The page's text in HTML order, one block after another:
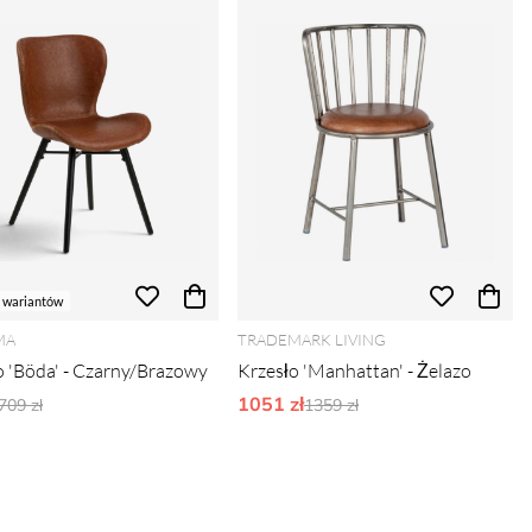
wariantów
'Böda' - Czarny/Brazowy
ceny:
zł
TRADEMARK LIVING
Krzesło 'Manhattan' - Żelazo
1051 złOrdynarne ceny:
1359 zł